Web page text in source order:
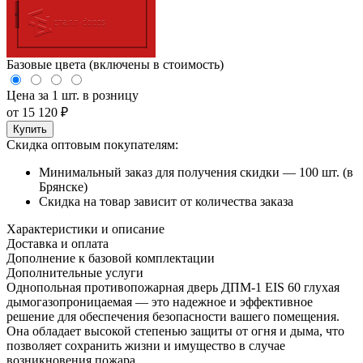
Базовые цвета (включены в стоимость)
Цена за 1 шт. в розницу
от 15 120 ₽
Купить
Скидка оптовым покупателям:
Минимальный заказ для получения скидки — 100 шт. (в
Брянске)
Скидка на товар зависит от количества заказа
Характеристики и описание
Доставка и оплата
Дополнение к базовой комплектации
Дополнительные услуги
Однопольная противопожарная дверь ДПМ-1 EIS 60 глухая
дымогазопроницаемая — это надежное и эффективное
решение для обеспечения безопасности вашего помещения.
Она обладает высокой степенью защиты от огня и дыма, что
позволяет сохранить жизни и имущество в случае
возникновения пожара.